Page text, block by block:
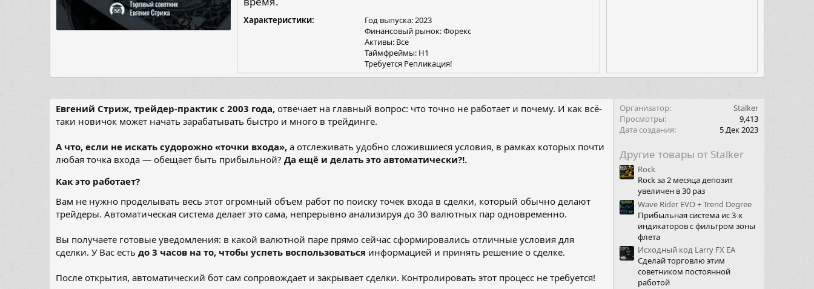
Характеристики
Год выпуска: 2023
Финансовый рынок: Форекс
Активы: Все
Таймфреймы: Н1
Требуется Репликация!
Евгений Стриж, трейдер-практик с 2003 года, отвечает на главный вопрос: что точно не работает и почему. И как всё-
таки новичок может начать зарабатывать быстро и много в трейдинге.
А что, если не искать судорожно «точки входа», а отслеживать удобно сложившиеся условия, в рамках которых почти
любая точка входа — обещает быть прибыльной? Да ещё и делать это автоматически?!.
Как это работает?
Вам не нужно проделывать весь этот огромный объем работ по поиску точек входа в сделки, который обычно делают
трейдеры. Автоматическая система делает это сама, непрерывно анализируя до 30 валютных пар одновременно.
Вы получаете готовые уведомления: в какой валютной паре прямо сейчас сформировались отличные условия для
сделки. У Вас есть до 3 часов на то, чтобы успеть воспользоваться информацией и принять решение о сделке.
После открытия, автоматический бот сам сопровождает и закрывает сделки. Контролировать этот процесс не требуется!
Организатор
Stalker
Просмотры
9,413
Дата создания
5 Дек 2023
Другие товары от Stalker
Rock
Rock за 2 месяца депозит
увеличен в 30 раз
Wave Rider EVO + Trend Degree
Прибыльная система ис 3-х
индикаторов с фильтром зоны
флета
Исходный код Larry FX EA
Сделай торговлю этим
советником постоянной
работой